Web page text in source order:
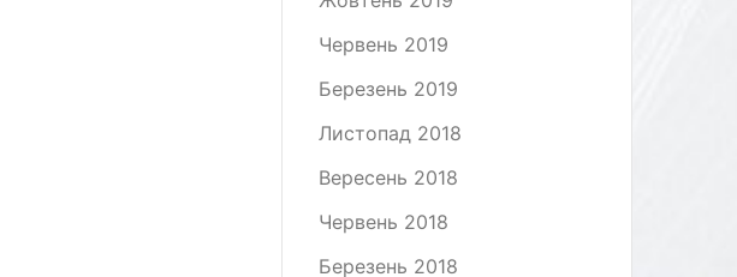
Червень 2019
Березень 2019
Листопад 2018
Вересень 2018
Червень 2018
Березень 2018